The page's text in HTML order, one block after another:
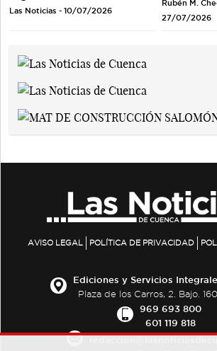
Las Noticias - 10/07/2026
Rubén M.
27/07/2026
AVISO LEGAL POLÍTICA DE PRIVACIDAD
Ediciones y Servicios
Plaza de los Carros, 2. Bajo.
969 693 800
601 119 818